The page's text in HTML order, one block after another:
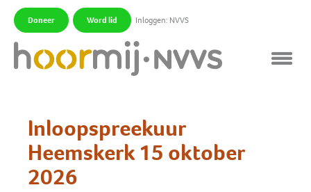
Doneer Word lid Inloggen: NVVS
Inloopspreekuur
Heemskerk 15 oktober
2026